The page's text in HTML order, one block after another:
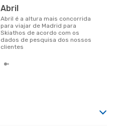
abril
abril é a altura mais concorrida
para viajar de Madrid para
Skiathos de acordo com os
dados de pesquisa dos nossos
clientes